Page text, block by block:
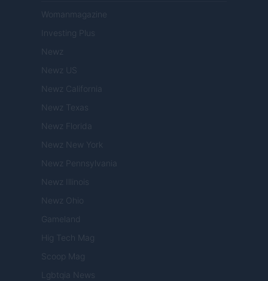
Womanmagazine
Investing Plus
Newz
Newz US
Newz California
Newz Texas
Newz Florida
Newz New York
Newz Pennsylvania
Newz Illinois
Newz Ohio
Gameland
Hig Tech Mag
Scoop Mag
Lgbtqia News